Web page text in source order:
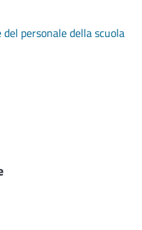
personale della scuola